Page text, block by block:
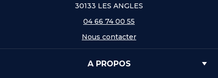
30133 LES ANGLES
04 66 74 00 55
Nous contacter
A PROPOS